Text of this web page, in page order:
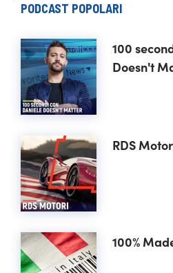
PODCAST POPOLARI
100
Doesn't
RDS
100%